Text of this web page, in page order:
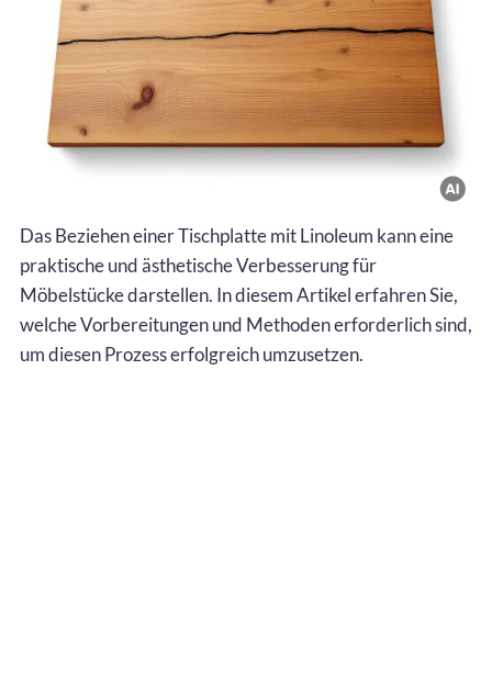
Das Beziehen einer Tischplatte mit Linoleum kann eine
praktische und ästhetische Verbesserung für
Möbelstücke darstellen. In diesem Artikel erfahren Sie,
welche Vorbereitungen und Methoden erforderlich sind,
um diesen Prozess erfolgreich umzusetzen.